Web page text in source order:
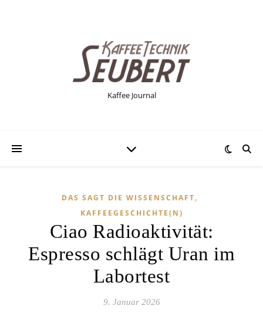
Kaffee Journal
DAS SAGT DIE WISSENSCHAFT,
KAFFEEGESCHICHTE(N)
Ciao Radioaktivität:
Espresso schlägt Uran im
Labortest
9. Januar 2026